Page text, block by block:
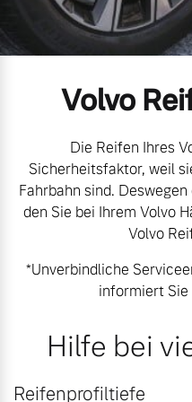
Mild-Hybrid
Editionsmodelle
Konnektivität
Angebot anfragen
Volvo
Aktuelle
Zubehörkatalog
Aktuelle
Service by Volvo
Kontakt und
Unsere News &
Volvo
Die Reifen Ihres
Sicherheitsfaktor, weil
Fahrbahn sind.
den Sie bei Ihrem Volvo
Volvo
*Unverbindliche
informiert Sie
Hilfe bei
Reifenprofiltiefe